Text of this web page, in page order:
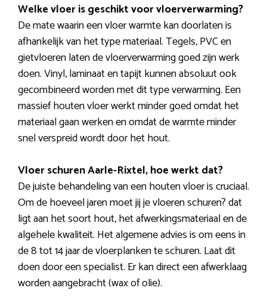
Welke vloer is geschikt voor vloerverwarming?
De mate waarin een vloer warmte kan doorlaten is
afhankelijk van het type materiaal. Tegels, PVC en
gietvloeren laten de vloerverwarming goed zijn werk
doen. Vinyl, laminaat en tapijt kunnen absoluut ook
gecombineerd worden met dit type verwarming. Een
massief houten vloer werkt minder goed omdat het
materiaal gaan werken en omdat de warmte minder
snel verspreid wordt door het hout.
Vloer schuren Aarle-Rixtel, hoe werkt dat?
De juiste behandeling van een houten vloer is cruciaal.
Om de hoeveel jaren moet jij je vloeren schuren? dat
ligt aan het soort hout, het afwerkingsmateriaal en de
algehele kwaliteit. Het algemene advies is om eens in
de 8 tot 14 jaar de vloerplanken te schuren. Laat dit
doen door een specialist. Er kan direct een afwerklaag
worden aangebracht (wax of olie).